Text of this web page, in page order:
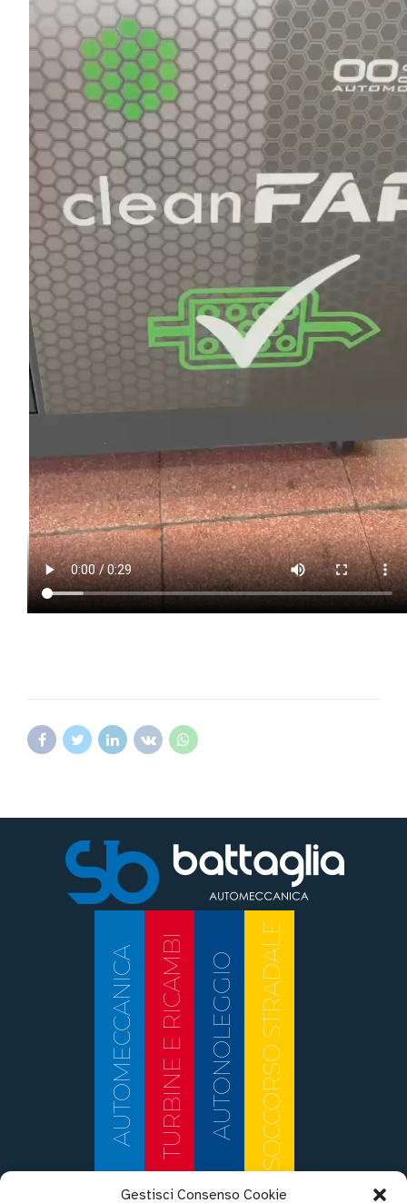
Gestisci Consenso Cookie
AUTOMECCANICATURBINE E RICAMBIAUTONOLEGGIOSOCCORSO STRADALE